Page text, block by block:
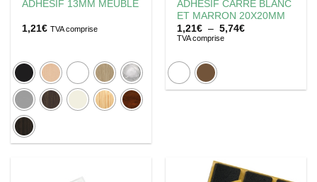
ADHÉSIF 13MM MEUBLE
1,21€ TVA comprise
ADHÉSIF CARRÉ BLANC
ET MARRON 20X20MM
1,21€ – 5,74€Plage
TVA comprise